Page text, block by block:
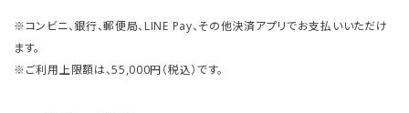
※コンビニ、銀行、郵便局、LINE Pay、その他決済アプリでお支払いいただけ
ます。
※ご利用上限額は、55,000円（税込）です。